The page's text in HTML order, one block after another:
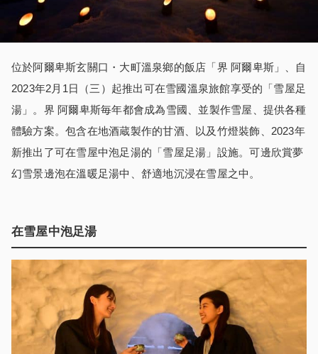
位於阿爾卑斯玄關口・大町溫泉鄉的飯店「界 阿爾卑斯」、自
2023年2月1日（三）起推出可在雪國溫泉旅館享受的「雪屋足
湯」。界 阿爾卑斯毎年都會成為雪國、並製作雪屋、提供各種
體驗方案。包含在地酒蔵製作的甘酒、以及竹燈裝飾、2023年
新推出了可在雪屋中泡足湯的「雪屋足湯」設施。可邊欣賞夢
幻雪景邊泡在溫暖足湯中、舒適地沉浸在雪屋之中。
在雪屋中泡足湯